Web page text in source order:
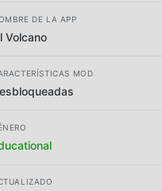
DE LA APP
Volcano
MOD